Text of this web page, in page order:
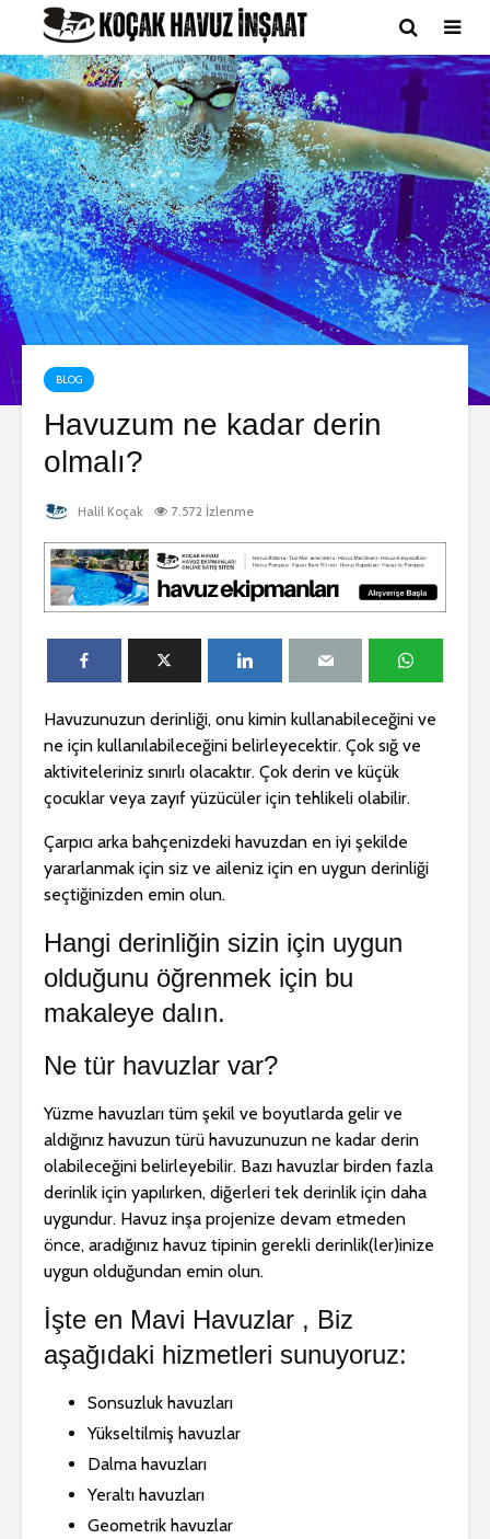
BLOG
Havuzum ne kadar derin
olmalı?
Halil Koçak 7.572 İzlenme
Havuzunuzun derinliği, onu kimin kullanabileceğini ve
ne için kullanılabileceğini belirleyecektir. Çok sığ ve
aktiviteleriniz sınırlı olacaktır. Çok derin ve küçük
çocuklar veya zayıf yüzücüler için tehlikeli olabilir.
Çarpıcı arka bahçenizdeki havuzdan en iyi şekilde
yararlanmak için siz ve aileniz için en uygun derinliği
seçtiğinizden emin olun.
Hangi derinliğin sizin için uygun
olduğunu öğrenmek için bu
makaleye dalın.
Ne tür havuzlar var?
Yüzme havuzları tüm şekil ve boyutlarda gelir ve
aldığınız havuzun türü havuzunuzun ne kadar derin
olabileceğini belirleyebilir. Bazı havuzlar birden fazla
derinlik için yapılırken, diğerleri tek derinlik için daha
uygundur. Havuz inşa projenize devam etmeden
önce, aradığınız havuz tipinin gerekli derinlik(ler)inize
uygun olduğundan emin olun.
İşte en Mavi Havuzlar , Biz
aşağıdaki hizmetleri sunuyoruz:
Sonsuzluk havuzları
Yükseltilmiş havuzlar
Dalma havuzları
Yeraltı havuzları
Geometrik havuzlar
Havuzu Projesi
Dragos Yüzme
Havuz Projesi 🏊‍♂️🌊
Bodrum Gümüşlük
Villa Havuzu
Projesi 🏖️💧
Havuzu
Havuzu
🏠 Konut Tipi
Havuz Yapımı
⚙️ Havuz
Ekipmanları
Kurulumu
Hizmetleri